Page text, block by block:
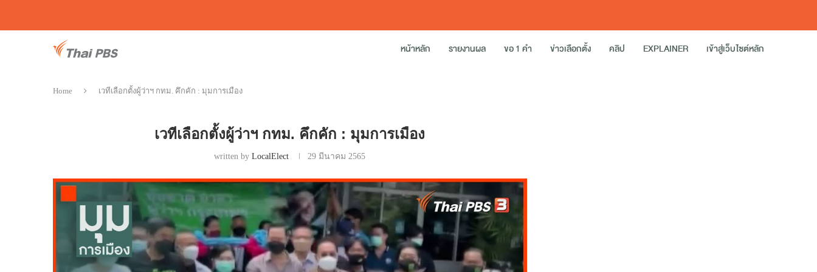
หน้าหลัก รายงานผล ขอ 1 คำ ข่าวเลือกตั้ง คลิป EXPLAINER เข้าสู่เว็บไซต์หลัก
Home เวทีเลือกตั้งผู้ว่าฯ กทม. คึกคัก : มุมการเมือง
เวทีเลือกตั้งผู้ว่าฯ กทม. คึกคัก : มุมการเมือง
written byLocalElect 29 มีนาคม 2565